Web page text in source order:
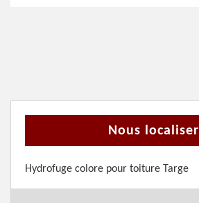
Nous localiser
Hydrofuge colore pour toiture Targe